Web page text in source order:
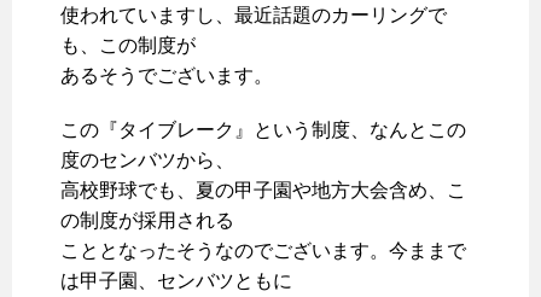
使われていますし、最近話題のカーリングで
も、この制度が
あるそうでございます。
この『タイブレーク』という制度、なんとこの
度のセンバツから、
高校野球でも、夏の甲子園や地方大会含め、こ
の制度が採用される
こととなったそうなのでございます。今ままで
は甲子園、センバツともに